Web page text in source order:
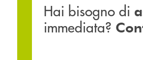
Hai bisogno di
immediata?